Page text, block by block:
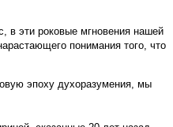
в эти роковые мгновения нашей
понимания того, что
эпоху духоразумения, мы